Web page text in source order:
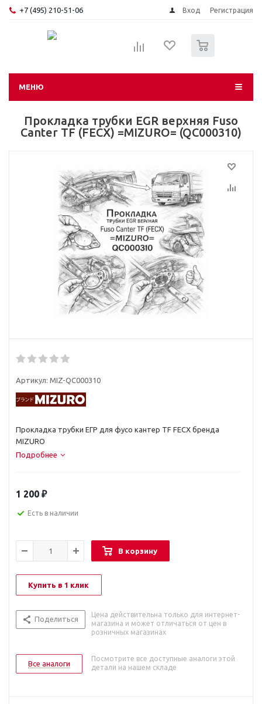
+7 (495) 210-51-06 Вход Регистрация
МЕНЮ
Прокладка трубки EGR верхняя Fuso
Canter TF (FECX) =MIZURO= (QC000310)
Артикул: MIZ-QC000310
Прокладка трубки ЕГР для фусо кантер TF FECX бренда
MIZURO
Подробнее
1 200 ₽
Есть в наличии
В корзину
Купить в 1 клик
Поделиться
Цена действительна только для интернет-
магазина и может отличаться от цен в
розничных магазинах
Все аналоги
Посмотрите все доступные аналоги этой
детали на нашем складе